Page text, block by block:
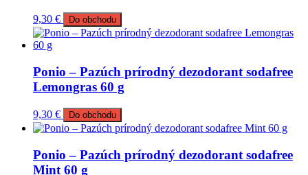
9,30 € Do obchodu
Ponio – Pazúch prírodný dezodorant sodafree
Lemongras 60 g
9,30 € Do obchodu
Ponio – Pazúch prírodný dezodorant sodafree
Mint 60 g